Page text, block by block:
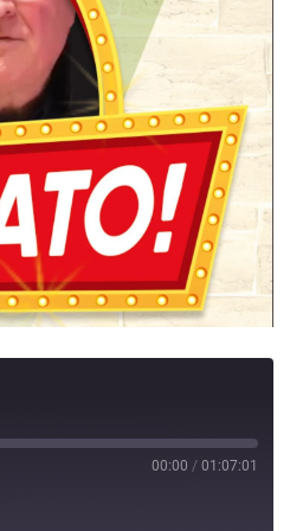
00:00 / 01:07:01